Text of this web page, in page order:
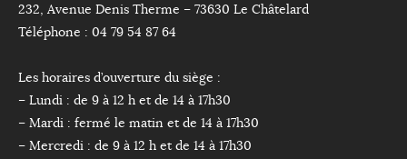
232, Avenue Denis Therme – 73630 Le Châtelard
Téléphone : 04 79 54 87 64
Les horaires d’ouverture du siège :
– Lundi : de 9 à 12 h et de 14 à 17h30
– Mardi : fermé le matin et de 14 à 17h30
– Mercredi : de 9 à 12 h et de 14 à 17h30